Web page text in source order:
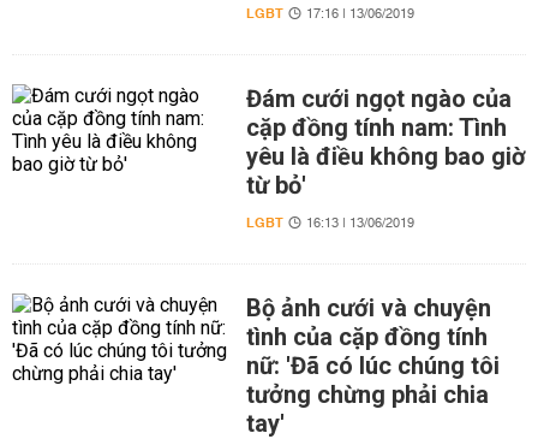
LGBT 17:16 | 13/06/2019
Đám cưới ngọt ngào của
cặp đồng tính nam: Tình
yêu là điều không bao giờ
từ bỏ'
LGBT 16:13 | 13/06/2019
Bộ ảnh cưới và chuyện
tình của cặp đồng tính
nữ: 'Đã có lúc chúng tôi
tưởng chừng phải chia
tay'